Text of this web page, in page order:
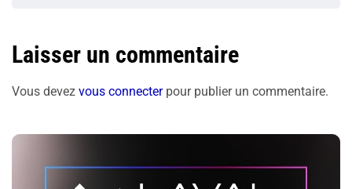
Laisser un commentaire
Vous devez vous connecterpour publier un commentaire.